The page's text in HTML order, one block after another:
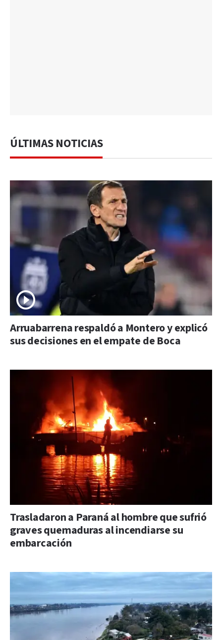
ÚLTIMAS NOTICIAS
Arruabarrena respaldó a Montero y explicó
sus decisiones en el empate de Boca
Trasladaron a Paraná al hombre que sufrió
graves quemaduras al incendiarse su
embarcación